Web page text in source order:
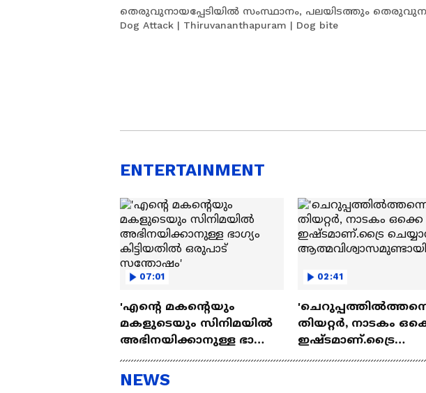
തെരുവുനായപ്പേടിയിൽ സംസ്ഥാനം, പലയിടത്തും
Dog Attack | Thiruvananthapuram | Dog bite
ENTERTAINMENT
07:01
'എന്റെ മകന്റെയും
മകളുടെയും സിനിമയിൽ
അഭിനയിക്കാനുള്ള ഭാഗ്യം
കിട്ടിയതിൽ ഒരുപാട്
സന്തോഷം'
02:41
തിയറ്റർ, നാടകം
ഇഷ്ടമാണ്.ട്രൈ
ചെയ്യാനുള്ള
NEWS